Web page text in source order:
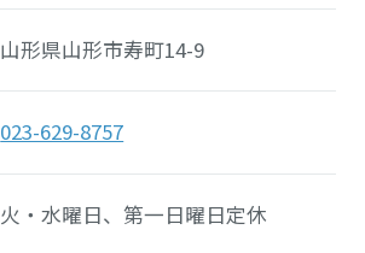
山形県山形市寿町14-9
023-629-8757
火・水曜日、第一日曜日定休